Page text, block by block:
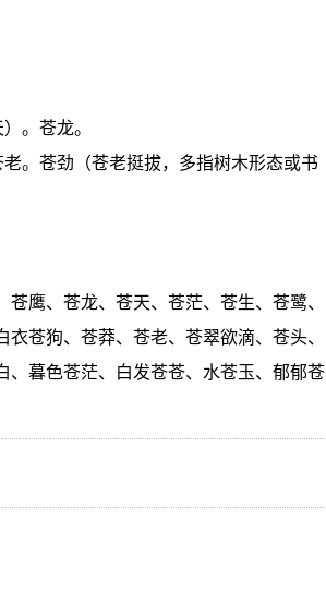
。苍龙。
。苍劲（苍老挺拔，多指树木形态或书
鹰、苍龙、苍天、苍茫、苍生、苍鹭、
苍狗、苍莽、苍老、苍翠欲滴、苍头、
、暮色苍茫、白发苍苍、水苍玉、郁郁苍